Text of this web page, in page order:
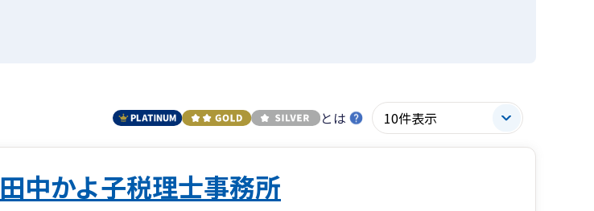
とは
田中かよ子税理士事務所